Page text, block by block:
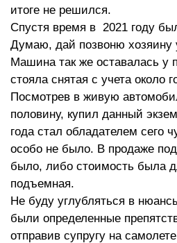
итоге не решился.
Спустя время в 2021 году
Думаю, дай позвоню хозяину
Машина так же оставалась у
стояла снятая с учета около
Посмотрев в живую
половину, купил данный
года стал обладателем сего
особо не было. В продаже
было, либо стоимость была
подъемная.
Не буду углубляться в
были определенные
отправив супругу на